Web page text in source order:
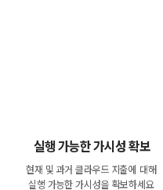
실행 가능한 가시성 확보
현재 및 과거 클라우드 지출에 대해
실행 가능한 가시성을 확보하세요